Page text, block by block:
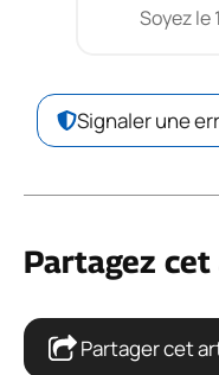
Soyez le 1
Signaler une
Partagez
Partager cet